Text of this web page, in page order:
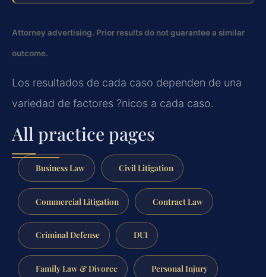
Attorney advertising. Prior results do not guarantee a similar
outcome.
Los resultados de cada caso dependen de una
variedad de factores ?nicos a cada caso.
All practice pages
Business Law Civil Litigation
Commercial Litigation Contract Law
Criminal Defense DUI
Family Law & Divorce Personal Injury